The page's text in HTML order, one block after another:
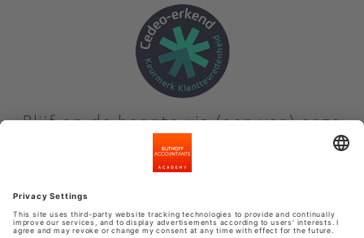
Blijf op de hoogte via (een van) onze
nieuwsbrieven